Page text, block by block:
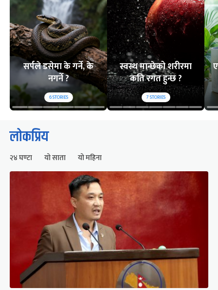
सर्पले डसेमा के गर्ने, के
नगर्ने ?
6STORIES
स्वस्थ मान्छेको शरीरमा
कति रगत हुन्छ ?
7STORIES
लोकप्रिय
२४ घण्टा यो साता यो महिना